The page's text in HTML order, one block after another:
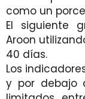
como un
El siguiente
Aroon
40 días.
Los
y por debajo